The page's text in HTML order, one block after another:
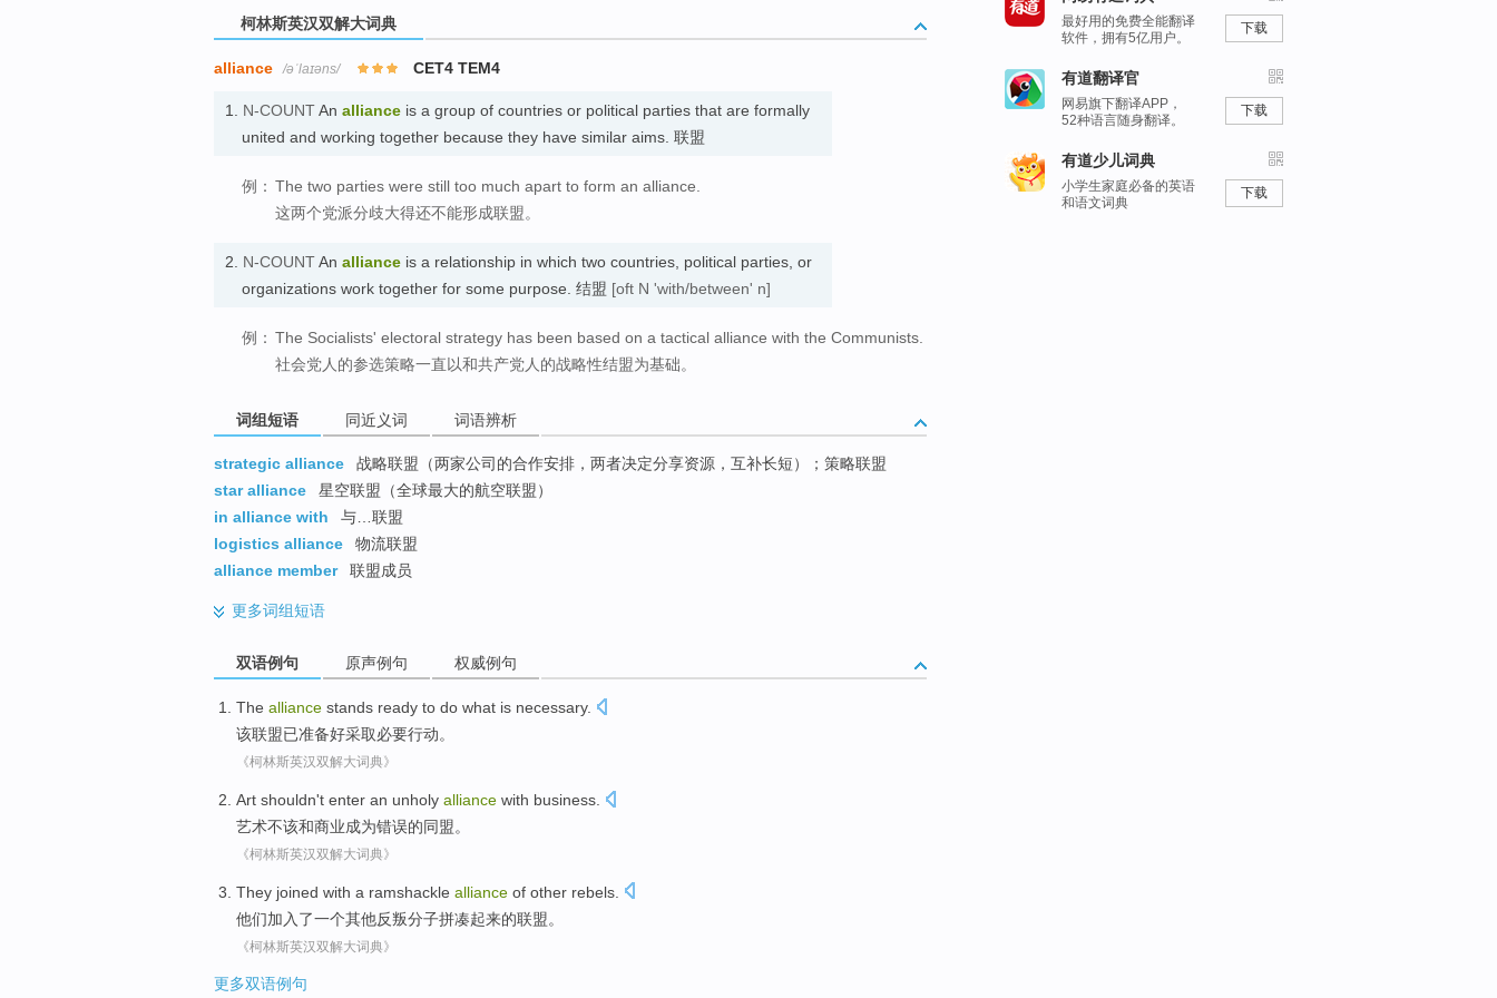
柯林斯英汉双解大词典
alliance /əˈlaɪəns/ CET4 TEM4
1. N-COUNTAn alliance is a group of countries or political parties that are formally
united and working together because they have similar aims. 联盟
例： The two parties were still too much apart to form an alliance.
这两个党派分歧大得还不能形成联盟。
2. N-COUNTAn alliance is a relationship in which two countries, political parties, or
organizations work together for some purpose. 结盟 [oft N 'with/between' n]
例： The Socialists' electoral strategy has been based on a tactical alliance with the Communists.
社会党人的参选策略一直以和共产党人的战略性结盟为基础。
词组短语 同近义词 词语辨析
strategic alliance
战略联盟（两家公司的合作安排，两者决定分享资源，互补长短）；策略联盟
star alliance
星空联盟（全球最大的航空联盟）
in alliance with
与…联盟
logistics alliance
物流联盟
alliance member
联盟成员
更多词组短语
双语例句 原声例句 权威例句
The alliance stands ready to do what is necessary.
该联盟已准备好采取必要行动。
《柯林斯英汉双解大词典》
Art shouldn't enter an unholy alliance with business
艺术不该和商业成为错误的同盟。
《柯林斯英汉双解大词典》
They joined with a ramshackle alliance of other rebels
他们加入 了一个其他反叛分子拼凑起来的联盟。
《柯林斯英汉双解大词典》
更多双语例句